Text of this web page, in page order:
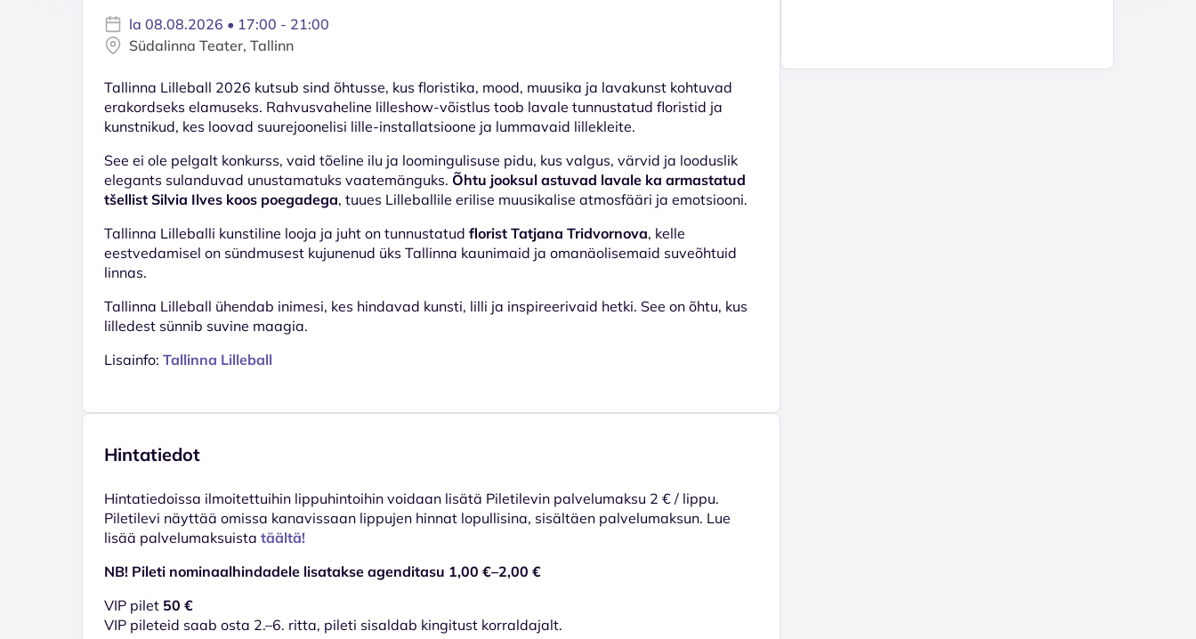
la 08.08.2026 • 17:00 - 21:00
Südalinna Teater, Tallinn
Tallinna Lilleball 2026 kutsub sind õhtusse, kus floristika, mood, muusika ja lavakunst kohtuvad
erakordseks elamuseks. Rahvusvaheline lilleshow-võistlus toob lavale tunnustatud floristid ja
kunstnikud, kes loovad suurejoonelisi lille-installatsioone ja lummavaid lillekleite.
See ei ole pelgalt konkurss, vaid tõeline ilu ja loomingulisuse pidu, kus valgus, värvid ja looduslik
elegants sulanduvad unustamatuks vaatemänguks. Õhtu jooksul astuvad lavale ka armastatud
tšellist Silvia Ilves koos poegadega, tuues Lilleballile erilise muusikalise atmosfääri ja emotsiooni.
Tallinna Lilleballi kunstiline looja ja juht on tunnustatud florist Tatjana Tridvornova, kelle
eestvedamisel on sündmusest kujunenud üks Tallinna kaunimaid ja omanäolisemaid suveõhtuid
linnas.
Tallinna Lilleball ühendab inimesi, kes hindavad kunsti, lilli ja inspireerivaid hetki. See on õhtu, kus
lilledest sünnib suvine maagia.
Lisainfo: Tallinna Lilleball
Hintatiedot
Hinta­tiedoissa ilmoitettuihin lippuhintoihin voidaan lisätä Piletilevin palvelumaksu 2 € / lippu.
Piletilevi näyttää omissa kanavissaan lippujen hinnat lopullisina, sisältäen palvelumaksun. Lue
lisää palvelumaksuista täältä!
NB! Pileti nominaalhindadele lisatakse agenditasu 1,00 €–2,00 €
VIP pilet 50 €
VIP pileteid saab osta 2.–6. ritta, pileti sisaldab kingitust korraldajalt.